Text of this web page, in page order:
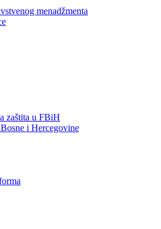
menadžmenta
zaštita u FBiH
i Hercegovine